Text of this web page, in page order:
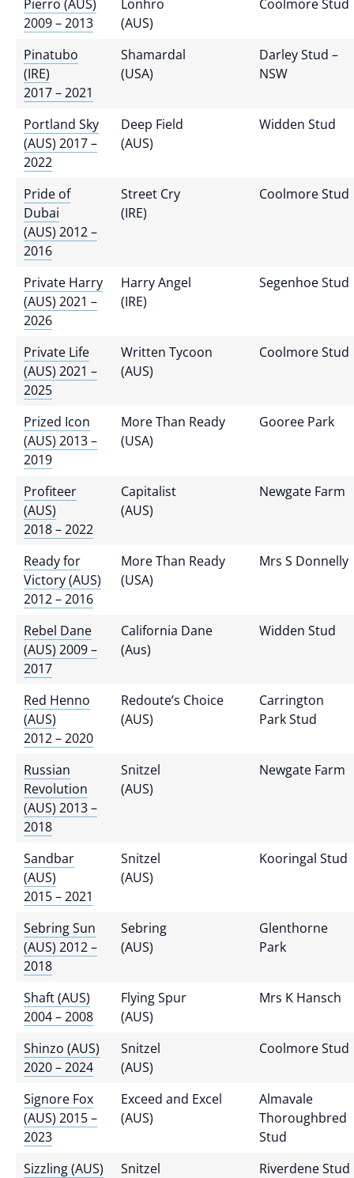
Pierro (AUS)
2009 – 2013
Lonhro
(AUS)
Coolmore Stud
Pinatubo
(IRE)
2017 – 2021
Shamardal
(USA)
Darley Stud –
NSW
Portland Sky
(AUS) 2017 –
2022
Deep Field
(AUS)
Widden Stud
Pride of
Dubai
(AUS) 2012 –
2016
Street Cry
(IRE)
Coolmore Stud
Private Harry
(AUS) 2021 –
2026
Harry Angel
(IRE)
Segenhoe Stud
Private Life
(AUS) 2021 –
2025
Written Tycoon
(AUS)
Coolmore Stud
Prized Icon
(AUS) 2013 –
2019
More Than Ready
(USA)
Gooree Park
Profiteer
(AUS)
2018 – 2022
Capitalist
(AUS)
Newgate Farm
Ready for
Victory (AUS)
2012 – 2016
More Than Ready
(USA)
Mrs S Donnelly
Rebel Dane
(AUS) 2009 –
2017
California Dane
(Aus)
Widden Stud
Red Henno
(AUS)
2012 – 2020
Redoute’s Choice
(AUS)
Carrington
Park Stud
Russian
Revolution
(AUS) 2013 –
2018
Snitzel
(AUS)
Newgate Farm
Sandbar
(AUS)
2015 – 2021
Snitzel
(AUS)
Kooringal Stud
Sebring Sun
(AUS) 2012 –
2018
Sebring
(AUS)
Glenthorne
Park
Shaft (AUS)
2004 – 2008
Flying Spur
(AUS)
Mrs K Hansch
Shinzo (AUS)
2020 – 2024
Snitzel
(AUS)
Coolmore Stud
Signore Fox
(AUS) 2015 –
2023
Exceed and Excel
(AUS)
Almavale
Thoroughbred
Stud
Sizzling (AUS)
Snitzel Riverdene Stud